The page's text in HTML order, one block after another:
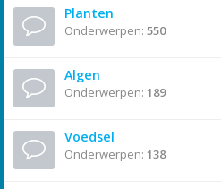
Planten
Onderwerpen: 550
Algen
Onderwerpen: 189
Voedsel
Onderwerpen: 138